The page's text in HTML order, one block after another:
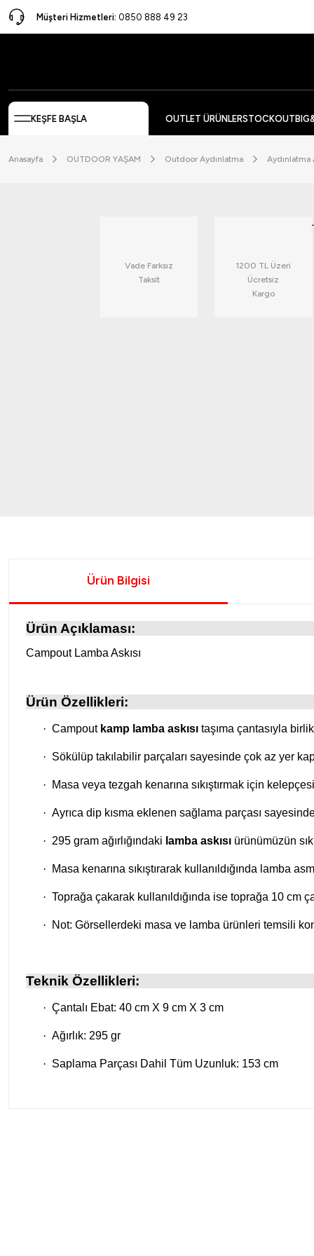
Müşteri Hizmetleri: 0850 888 49 23
KEŞFE BAŞLA OUTLET ÜRÜNLERSTOCKOUT
Anasayfa OUTDOOR YAŞAM Outdoor Aydınlatma Aydınlatma
Vade Farksız
Taksit
1200 TL Üzeri
Ücretsiz
Kargo
Ürün Bilgisi
Ürün Açıklaması:
Campout Lamba Askısı
Ürün Özellikleri:
· Campout kamp lamba askısıtaşıma çantasıyla
· Sökülüp takılabilir parçaları sayesinde çok az yer
· Masa veya tezgah kenarına sıkıştırmak için
· Ayrıca dip kısma eklenen sağlama parçası
· 295 gram ağırlığındaki lamba askısıürünümüzün
· Masa kenarına sıkıştırarak kullanıldığında lamba
· Toprağa çakarak kullanıldığında ise toprağa 10 cm
· Not: Görsellerdeki masa ve lamba ürünleri temsili
Teknik Özellikleri:
· Çantalı Ebat: 40 cm X 9 cm X 3 cm
· Ağırlık: 295 gr
· Saplama Parçası Dahil Tüm Uzunluk: 153 cm